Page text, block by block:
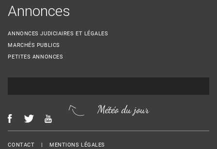
Annonces
ANNONCES JUDICIAIRES ET LÉGALES
MARCHÉS PUBLICS
PETITES ANNONCES
Météo du jour
Menu Footer
CONTACT MENTIONS LÉGALES